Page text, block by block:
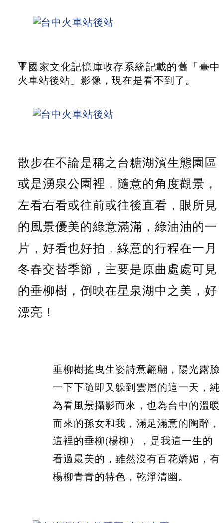
🔻國家文化記憶庫收存系統記載的舊「臺中
火車站後站」影像，現在是看不到了。
散步在不論是稱之台糖湖濱生態園區
或是湧泉公園裡，隨意的角度觀景，
左看右看或往前或往後直看，眼所見
的風景優美的綠意滿滿，綠油油的一
片，好看也好拍，綠意的行程在一月
冬春交替季節，主要是原曲處處可見
的垂柳樹，倒映在星泉湖中之美，好
漂亮！
垂柳樹搖曳生姿詩意翩翩，陽光露臉
一下下隨即又躲到雲層的這一天，純
為看風景攝影而來，也為台中的溫暖
而來的孫女和我，滿足滿意的陶醉，
這裡的垂柳(楊柳），是我這一生的
看過最美的，雖然沒有百花嬌媚，有
楊柳青青的特色，乾淨清幽。